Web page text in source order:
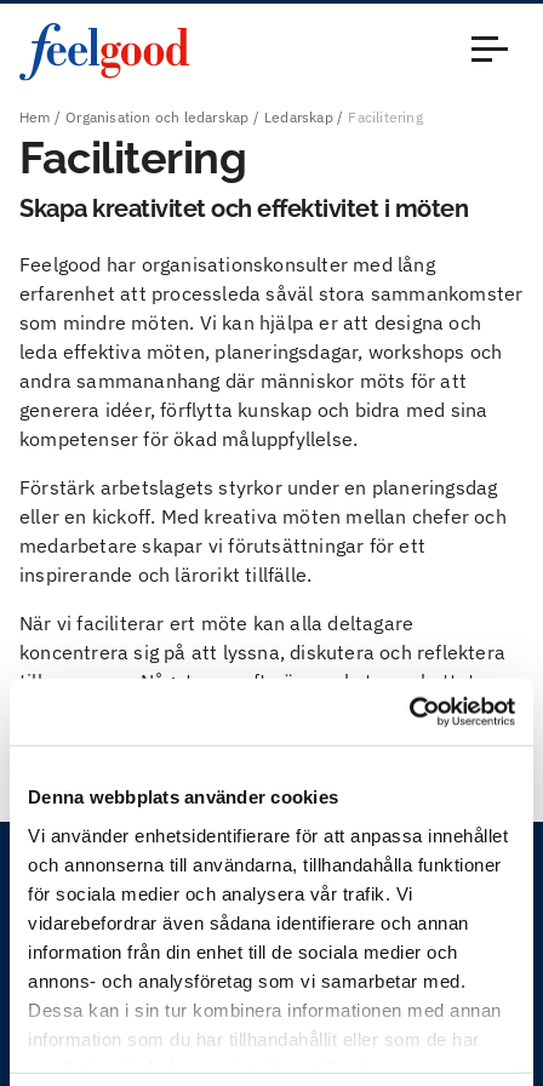
Denna webbplats använder cookies
Vi använder enhetsidentifierare för att anpassa innehållet
och annonserna till användarna, tillhandahålla funktioner
för sociala medier och analysera vår trafik. Vi
vidarebefordrar även sådana identifierare och annan
information från din enhet till de sociala medier och
annons- och analysföretag som vi samarbetar med.
Dessa kan i sin tur kombinera informationen med annan
information som du har tillhandahållit eller som de har
Hem Organisation och ledarskap Ledarskap Facilitering
Facilitering
Skapa kreativitet och effektivitet i möten
Feelgood har organisationskonsulter med lång
erfarenhet att processleda såväl stora sammankomster
som mindre möten. Vi kan hjälpa er att designa och
leda effektiva möten, planeringsdagar, workshops och
andra sammananhang där människor möts för att
generera idéer, förflytta kunskap och bidra med sina
kompetenser för ökad måluppfyllelse.
Förstärk arbetslagets styrkor under en planeringsdag
eller en kickoff. Med kreativa möten mellan chefer och
medarbetare skapar vi förutsättningar för ett
inspirerande och lärorikt tillfälle.
När vi faciliterar ert möte kan alla deltagare
koncentrera sig på att lyssna, diskutera och reflektera
tillsammans. Något som ofta är mycket uppskattat
Feelgood hjälper företag och organisationer att
förbättra sin produktivitet och sänka kostnader. Det gör
vi genom systematiskt och förebyggande arbete med